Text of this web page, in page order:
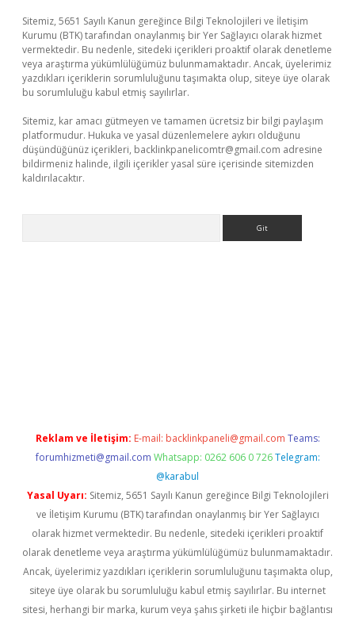
Sitemiz, 5651 Sayılı Kanun gereğince Bilgi Teknolojileri ve İletişim
Kurumu (BTK) tarafından onaylanmış bir Yer Sağlayıcı olarak hizmet
vermektedir. Bu nedenle, sitedeki içerikleri proaktif olarak denetleme
veya araştırma yükümlülüğümüz bulunmamaktadır. Ancak, üyelerimiz
yazdıkları içeriklerin sorumluluğunu taşımakta olup, siteye üye olarak
bu sorumluluğu kabul etmiş sayılırlar.
Sitemiz, kar amacı gütmeyen ve tamamen ücretsiz bir bilgi paylaşım
platformudur. Hukuka ve yasal düzenlemelere aykırı olduğunu
düşündüğünüz içerikleri, backlinkpanelicomtr@gmail.com adresine
bildirmeniz halinde, ilgili içerikler yasal süre içerisinde sitemizden
kaldırılacaktır.
Reklam ve İletişim: E-mail: backlinkpaneli@gmail.com Teams:
forumhizmeti@gmail.com Whatsapp: 0262 606 0 726 Telegram:
@karabul
Yasal Uyarı: Sitemiz, 5651 Sayılı Kanun gereğince Bilgi Teknolojileri
ve İletişim Kurumu (BTK) tarafından onaylanmış bir Yer Sağlayıcı
olarak hizmet vermektedir. Bu nedenle, sitedeki içerikleri proaktif
olarak denetleme veya araştırma yükümlülüğümüz bulunmamaktadır.
Ancak, üyelerimiz yazdıkları içeriklerin sorumluluğunu taşımakta olup,
siteye üye olarak bu sorumluluğu kabul etmiş sayılırlar. Bu internet
sitesi, herhangi bir marka, kurum veya şahıs şirketi ile hiçbir bağlantısı